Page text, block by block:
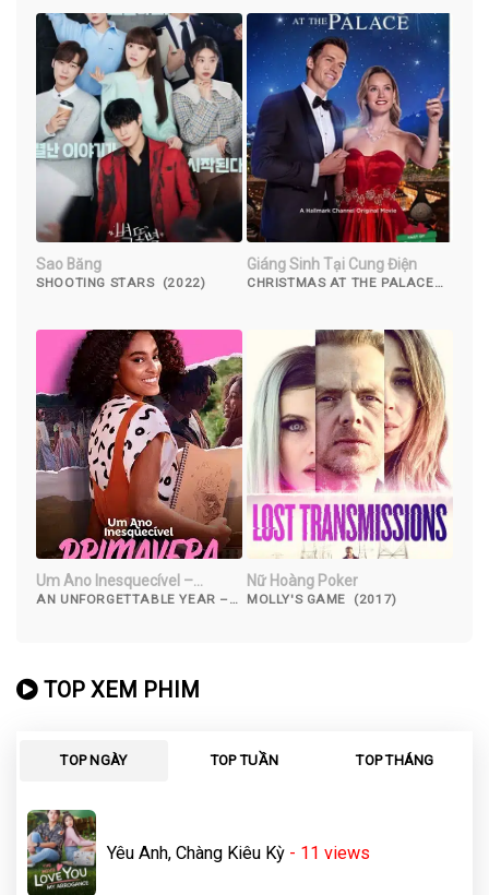
Sao Băng
SHOOTING STARS (2022)
Giáng Sinh Tại Cung Điện
CHRISTMAS AT THE PALACE
Um Ano Inesquecível –
Primavera
AN UNFORGETTABLE YEAR –
Nữ Hoàng Poker
MOLLY'S GAME (2017)
TOP XEM PHIM
TOP NGÀY TOP TUẦN TOP THÁNG
Yêu Anh, Chàng Kiêu Kỳ - 11 views